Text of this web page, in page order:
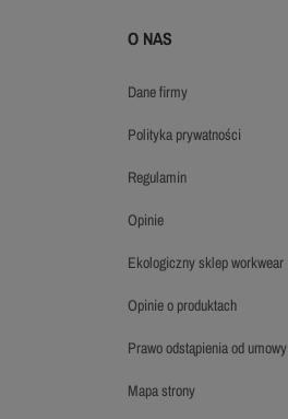
O NAS
dane firmy
polityka prywatności
regulamin
opinie
ekologiczny sklep workwear
opinie o produktach
prawo odstąpienia od umowy
mapa strony